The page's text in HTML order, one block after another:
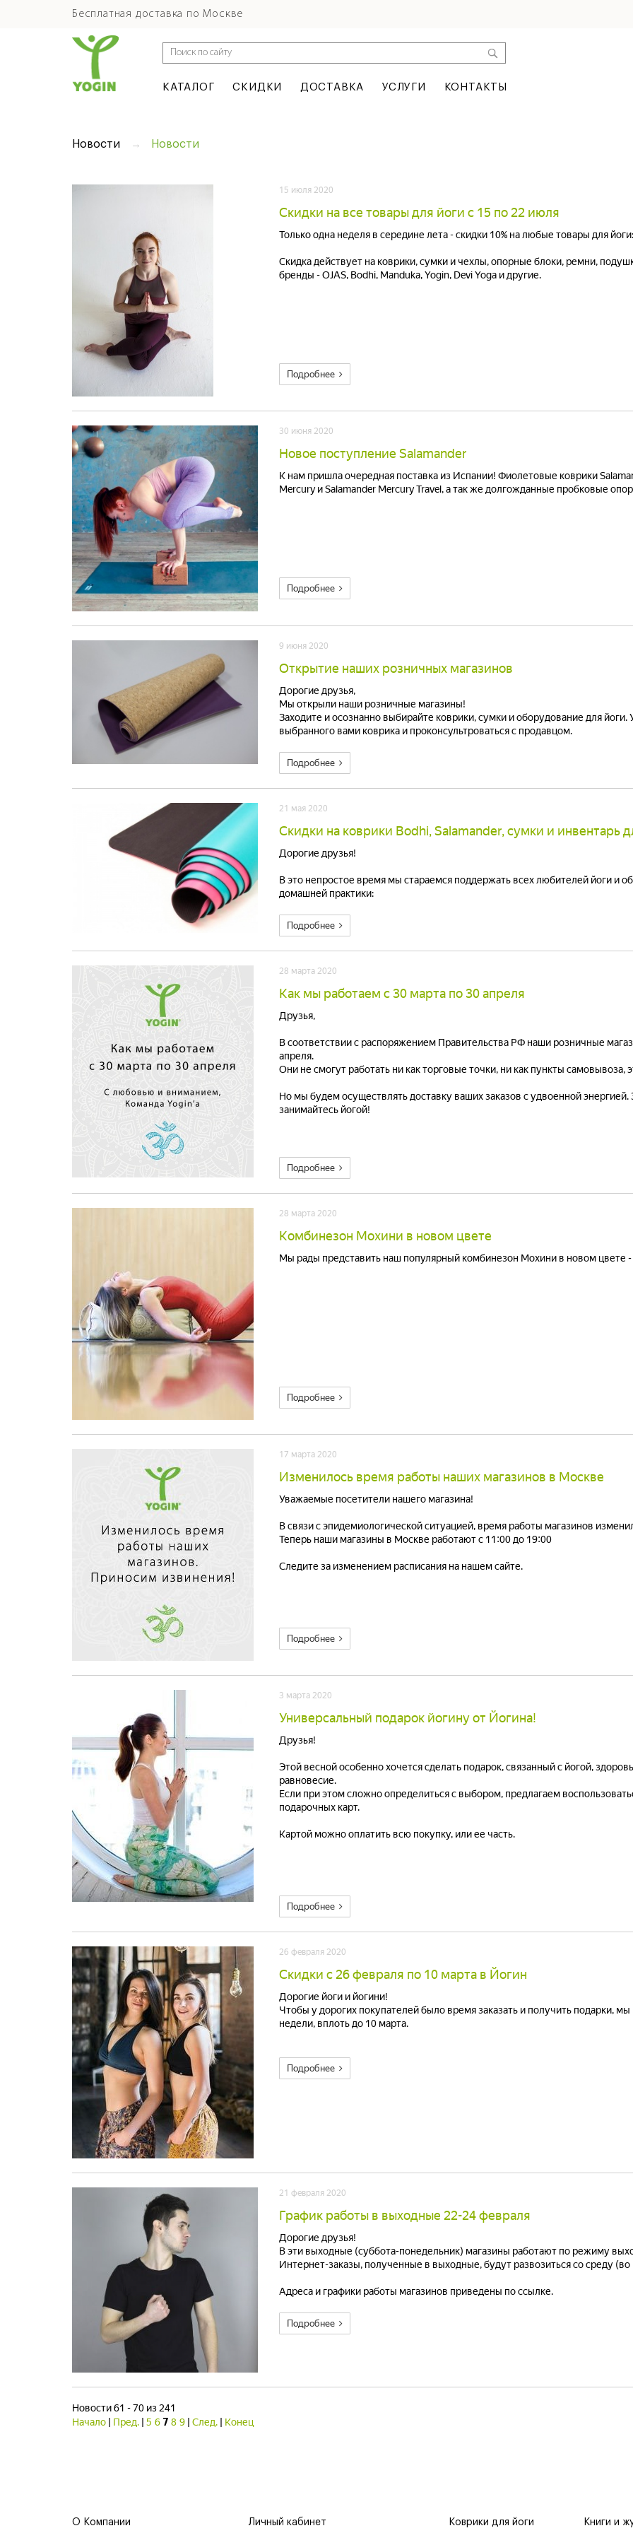
Бесплатная доставка по Москве
КАТАЛОГ СКИДКИ ДОСТАВКА УСЛУГИ КОНТАКТЫ
Новости Новости
15 июля 2020
Скидки на все товары для йоги с 15 по 22 июля
Только одна неделя в середине лета - скидки 10% на любые товары для йоги:
Скидка действует на коврики, сумки и чехлы, опорные блоки, ремни,
бренды - OJAS, Bodhi, Manduka, Yogin, Devi Yoga и другие.
Подробнее
30 июня 2020
Новое поступление Salamander
К нам пришла очередная поставка из Испании! Фиолетовые коврики
Mercury и Salamander Mercury Travel, а так же долгожданные пробковые
Подробнее
9 июня 2020
Открытие наших розничных магазинов
Дорогие друзья,
Мы открыли наши розничные магазины!
Заходите и осознанно выбирайте коврики, сумки и оборудование для
выбранного вами коврика и проконсультроваться с продавцом.
Подробнее
21 мая 2020
Скидки на коврики Bodhi, Salamander, сумки и инвентарь
Дорогие друзья!
В это непростое время мы стараемся поддержать всех любителей йоги и
домашней практики:
Подробнее
28 марта 2020
Как мы работаем с 30 марта по 30 апреля
Друзья,
В соответствии с распоряжением Правительства РФ наши розничные
апреля.
Они не смогут работать ни как торговые точки, ни как пункты самовывоза,
Но мы будем осуществлять доставку ваших заказов с удвоенной энергией.
занимайтесь йогой!
Подробнее
28 марта 2020
Комбинезон Мохини в новом цвете
Мы рады представить наш популярный комбинезон Мохини в новом цвете
Подробнее
17 марта 2020
Изменилось время работы наших магазинов в Москве
Уважаемые посетители нашего магазина!
В связи с эпидемиологической ситуацией, время работы магазинов
Теперь наши магазины в Москве работают с 11:00 до 19:00
Следите за изменением расписания на нашем сайте.
Подробнее
3 марта 2020
Универсальный подарок йогину от Йогина!
Друзья!
Этой весной особенно хочется сделать подарок, связанный с йогой,
равновесие.
Если при этом сложно определиться с выбором, предлагаем
подарочных карт.
Картой можно оплатить всю покупку, или ее часть.
Подробнее
26 февраля 2020
Скидки с 26 февраля по 10 марта в Йогин
Дорогие йоги и йогини!
Чтобы у дорогих покупателей было время заказать и получить подарки,
недели, вплоть до 10 марта.
Подробнее
21 февраля 2020
График работы в выходные 22-24 февраля
Дорогие друзья!
В эти выходные (суббота-понедельник) магазины работают по режиму
Интернет-заказы, полученные в выходные, будут развозиться со среду
Адреса и графики работы магазинов приведены по ссылке.
Подробнее
Новости 61 - 70 из 241
Начало
Пред. 5 6 7 8 9 След. Конец
О Компании Личный кабинет Коврики для йоги Книги и